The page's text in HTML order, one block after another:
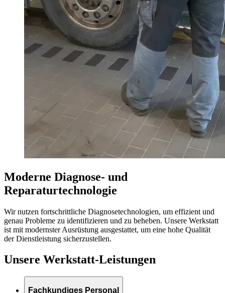
Moderne Diagnose- und
Reparaturtechnologie
Wir nutzen fortschrittliche Diagnosetechnologien, um effizient und
genau Probleme zu identifizieren und zu beheben. Unsere Werkstatt
ist mit modernster Ausrüstung ausgestattet, um eine hohe Qualität
der Dienstleistung sicherzustellen.
Unsere Werkstatt-Leistungen
Fachkundiges Personal